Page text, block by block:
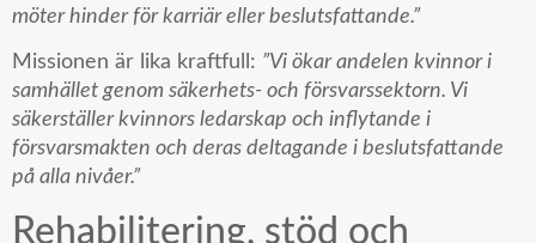
möter hinder för karriär eller beslutsfattande.”
Missionen är lika kraftfull: ”Vi ökar andelen kvinnor i
samhället genom säkerhets- och försvarssektorn. Vi
säkerställer kvinnors ledarskap och inflytande i
försvarsmakten och deras deltagande i beslutsfattande
på alla nivåer.”
Rehabilitering, stöd och